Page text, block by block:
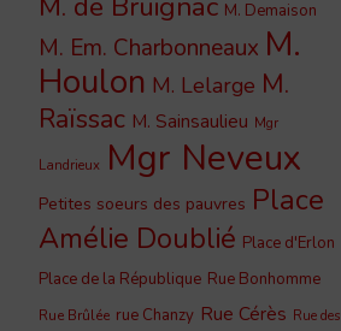
M. Demaison
M. Em. Charbonneaux M.
Houlon M. Lelarge M.
Raïssac M. Sainsaulieu Mgr
Landrieux Mgr Neveux
Petites soeurs des pauvres Place
Amélie Doublié Place d'Erlon
Place de la République Rue Bonhomme
Rue Brûlée rue Chanzy Rue Cérès Rue des